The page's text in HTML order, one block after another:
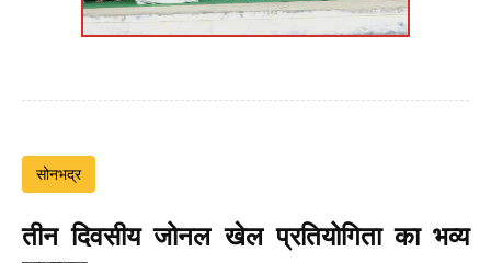
सोनभद्र
तीन दिवसीय जोनल खेल प्रतियोगिता का भव्य